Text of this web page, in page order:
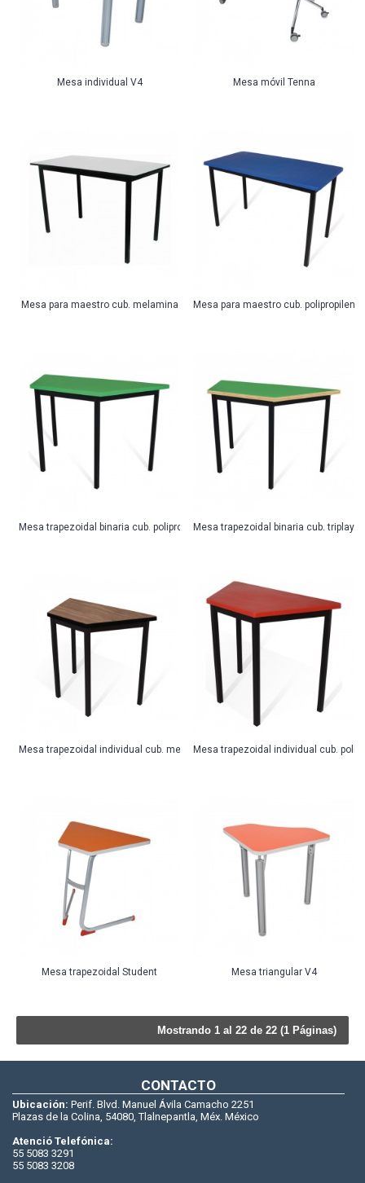
Mesa individual V4 Mesa móvil Tenna
Mesa para maestro cub. melamina Mesa para maestro cub. polipropileno
Mesa trapezoidal binaria cub. polipropilenoMesa trapezoidal binaria cub. triplay
Mesa trapezoidal individual cub. melaminaMesa trapezoidal individual cub.
Mesa trapezoidal Student Mesa triangular V4
Mostrando 1 al 22 de 22 (1 Páginas)
CONTACTO
Ubicación: Perif. Blvd. Manuel Ávila Camacho 2251
Plazas de la Colina, 54080, Tlalnepantla, Méx. México
Atenció Telefónica:
55 5083 3291
55 5083 3208